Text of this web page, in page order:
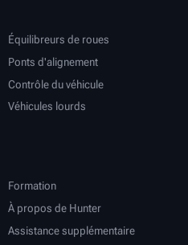
Équilibreurs de roues
Ponts d'alignement
Contrôle du véhicule
Véhicules lourds
Formation
À propos de Hunter
Assistance supplémentaire